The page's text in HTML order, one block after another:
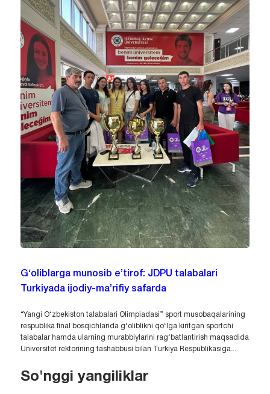
G‘oliblarga munosib e’tirof: JDPU talabalari
Turkiyada ijodiy-ma’rifiy safarda
“Yangi O‘zbekiston talabalari Olimpiadasi” sport musobaqalarining
respublika final bosqichlarida g‘oliblikni qo‘lga kiritgan sportchi
talabalar hamda ularning murabbiylarini rag‘batlantirish maqsadida
Universitet rektorining tashabbusi bilan Turkiya Respublikasiga...
So'nggi yangiliklar